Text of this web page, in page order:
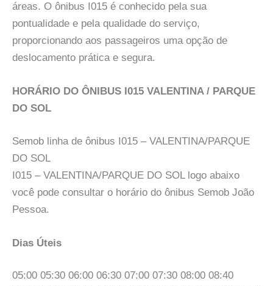
áreas. O ônibus I015 é conhecido pela sua
pontualidade e pela qualidade do serviço,
proporcionando aos passageiros uma opção de
deslocamento prática e segura.
HORÁRIO DO ÔNIBUS I015 VALENTINA / PARQUE
DO SOL
Semob linha de ônibus I015 – VALENTINA/PARQUE
DO SOL
I015 – VALENTINA/PARQUE DO SOL logo abaixo
você pode consultar o horário do ônibus Semob João
Pessoa.
Dias Úteis
05:00 05:30 06:00 06:30 07:00 07:30 08:00 08:40